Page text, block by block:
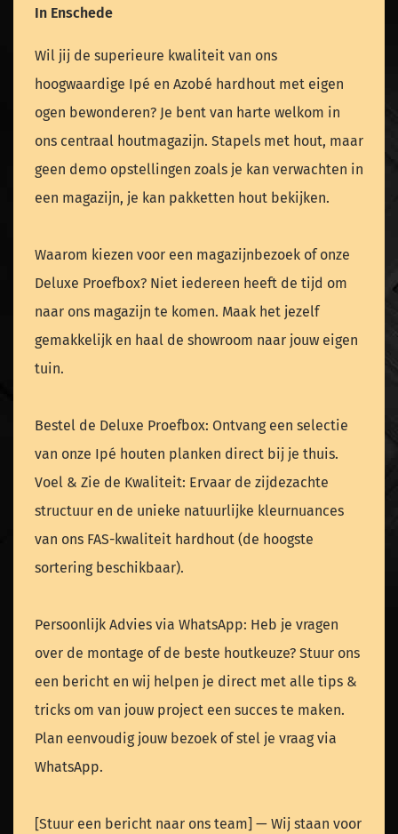
In Enschede
Wil jij de superieure kwaliteit van ons
hoogwaardige Ipé en Azobé hardhout met eigen
ogen bewonderen? Je bent van harte welkom in
ons centraal houtmagazijn. Stapels met hout, maar
geen demo opstellingen zoals je kan verwachten in
een magazijn, je kan pakketten hout bekijken.
Waarom kiezen voor een magazijnbezoek of onze
Deluxe Proefbox? Niet iedereen heeft de tijd om
naar ons magazijn te komen. Maak het jezelf
gemakkelijk en haal de showroom naar jouw eigen
tuin.
Bestel de Deluxe Proefbox: Ontvang een selectie
van onze Ipé houten planken direct bij je thuis.
Voel & Zie de Kwaliteit: Ervaar de zijdezachte
structuur en de unieke natuurlijke kleurnuances
van ons FAS-kwaliteit hardhout (de hoogste
sortering beschikbaar).
Persoonlijk Advies via WhatsApp: Heb je vragen
over de montage of de beste houtkeuze? Stuur ons
een bericht en wij helpen je direct met alle tips &
tricks om van jouw project een succes te maken.
Plan eenvoudig jouw bezoek of stel je vraag via
WhatsApp.
[Stuur een bericht naar ons team] — Wij staan voor